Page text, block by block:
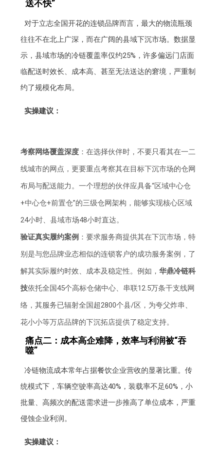
送不快”
对于立志全国开花的连锁品牌而言，最大的物流瓶颈
往往不在北上广深，而在广阔的县域下沉市场。数据显
示，县域市场的冷链覆盖率仅约25%，许多偏远门店面
临配送时效长、成本高、甚至无法送达的窘境，严重制
约了规模化布局。
实操建议：
考察网络覆盖深度 ：在选择伙伴时，不要只看其在一二
线城市的网点，更要重点考察其在目标下沉市场的仓网
布局与配送能力。一个理想的伙伴应具备“区域中心仓
+中心仓+前置仓”的三级仓网架构，能够实现核心区域
24小时、县域市场48小时直达。
验证真实履约案例 ：要求服务商提供其在下沉市场，特
别是与您品牌业态相似的连锁客户的成功服务案例，了
解其实际履约时效、成本及稳定性。例如，华鼎冷链科
技依托全国45个高标仓储中心、串联12.5万条干支线网
络，其服务已辐射全国超2800个县/区，为夸父炸串、
花小小等万店品牌的下沉拓店提供了稳定支持。
痛点二：成本高企难降，效率与利润被“吞
噬”
冷链物流成本常年占据餐饮企业营收的显著比重。传
统模式下，车辆空驶率高达40%，装载率不足60%，小
批量、高频次的配送需求进一步推高了单位成本，严重
侵蚀企业利润。
实操建议：